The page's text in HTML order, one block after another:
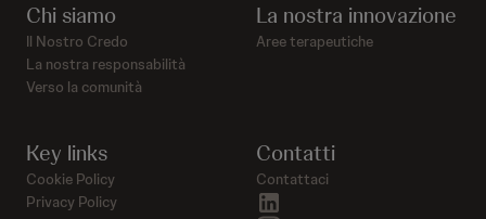
Chi siamo
Il Nostro Credo
La nostra responsabilità
Verso la comunità
La nostra innovazione
Aree terapeutiche
Contatti
Contattaci
Key links
Cookie Policy
Privacy Policy